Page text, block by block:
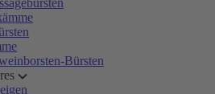
Bürsten